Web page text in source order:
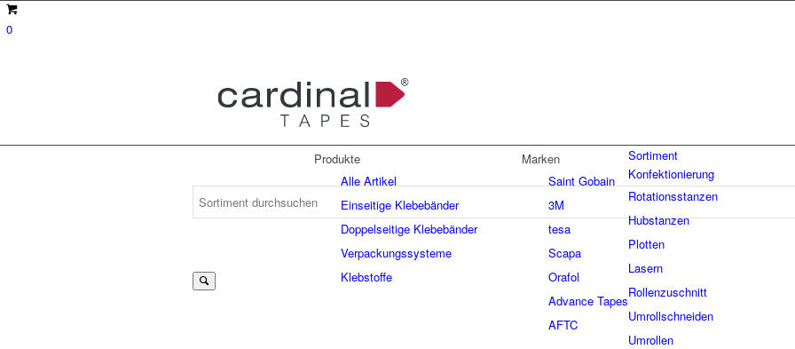
0
Sortiment
Produkte
Alle Artikel
Einseitige Klebebänder
Doppelseitige Klebebänder
Verpackungssysteme
Klebstoffe
Marken
Saint Gobain
3M
tesa
Scapa
Orafol
Advance Tapes
AFTC
Konfektionierung
Rotationsstanzen
Hubstanzen
Plotten
Lasern
Rollenzuschnitt
Umrollschneiden
Umrollen